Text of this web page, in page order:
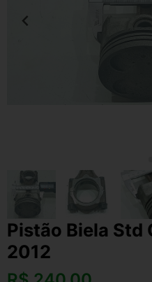
Pistão Biela Std
2012